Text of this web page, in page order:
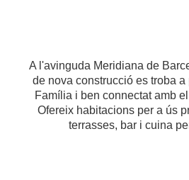
A l'avinguda Meridiana de
de nova construcció es troba
Família i ben connectat amb
Ofereix habitacions per a ús
terrasses, bar i cuina